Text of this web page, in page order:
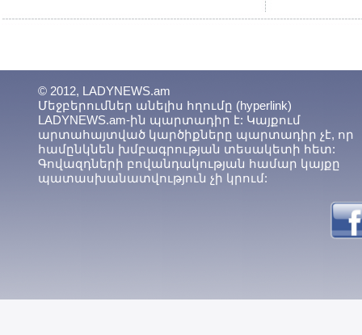
© 2012, LADYNEWS.am
Մեջբերումներ անելիս հղումը (hyperlink)
LADYNEWS.am-ին պարտադիր է: Կայքում
արտահայտված կարծիքները պարտադիր չէ, որ
համընկնեն խմբագրության տեսակետի հետ:
Գովազդների բովանդակության համար կայքը
պատասխանատվություն չի կրում: